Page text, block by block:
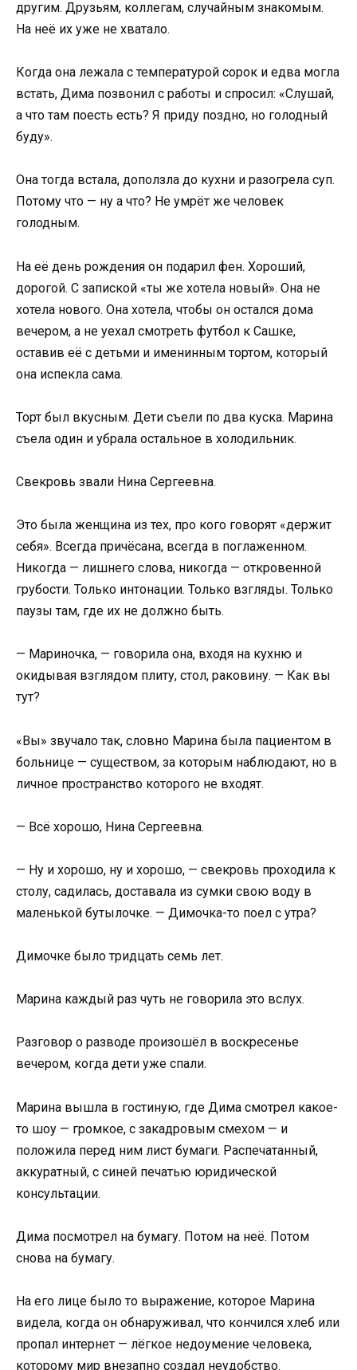
другим. Друзьям, коллегам, случайным знакомым.
На неё их уже не хватало.
Когда она лежала с температурой сорок и едва могла
встать, Дима позвонил с работы и спросил: «Слушай,
а что там поесть есть? Я приду поздно, но голодный
буду».
Она тогда встала, доползла до кухни и разогрела суп.
Потому что — ну а что? Не умрёт же человек
голодным.
На её день рождения он подарил фен. Хороший,
дорогой. С запиской «ты же хотела новый». Она не
хотела нового. Она хотела, чтобы он остался дома
вечером, а не уехал смотреть футбол к Сашке,
оставив её с детьми и именинным тортом, который
она испекла сама.
Торт был вкусным. Дети съели по два куска. Марина
съела один и убрала остальное в холодильник.
Свекровь звали Нина Сергеевна.
Это была женщина из тех, про кого говорят «держит
себя». Всегда причёсана, всегда в поглаженном.
Никогда — лишнего слова, никогда — откровенной
грубости. Только интонации. Только взгляды. Только
паузы там, где их не должно быть.
— Мариночка, — говорила она, входя на кухню и
окидывая взглядом плиту, стол, раковину. — Как вы
тут?
«Вы» звучало так, словно Марина была пациентом в
больнице — существом, за которым наблюдают, но в
личное пространство которого не входят.
— Всё хорошо, Нина Сергеевна.
— Ну и хорошо, ну и хорошо, — свекровь проходила к
столу, садилась, доставала из сумки свою воду в
маленькой бутылочке. — Димочка-то поел с утра?
Димочке было тридцать семь лет.
Марина каждый раз чуть не говорила это вслух.
Разговор о разводе произошёл в воскресенье
вечером, когда дети уже спали.
Марина вышла в гостиную, где Дима смотрел какое-
то шоу — громкое, с закадровым смехом — и
положила перед ним лист бумаги. Распечатанный,
аккуратный, с синей печатью юридической
консультации.
Дима посмотрел на бумагу. Потом на неё. Потом
снова на бумагу.
На его лице было то выражение, которое Марина
видела, когда он обнаруживал, что кончился хлеб или
пропал интернет — лёгкое недоумение человека,
которому мир внезапно создал неудобство.